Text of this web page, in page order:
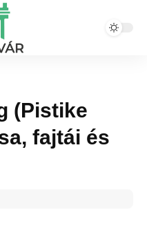
(Pistike
fajtái és